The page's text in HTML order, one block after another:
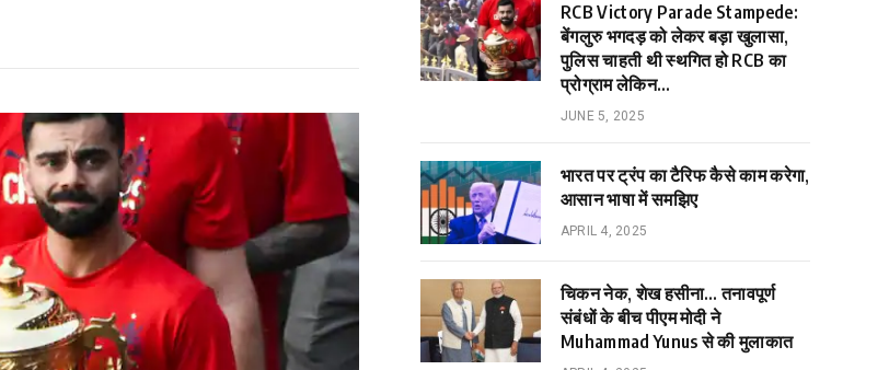
RCB Victory Parade Stampede:
बेंगलुरु भगदड़ को लेकर बड़ा खुलासा,
पुलिस चाहती थी स्थगित हो RCB का
प्रोग्राम लेकिन…
JUNE 5, 2025
भारत पर ट्रंप का टैरिफ कैसे काम करेगा,
आसान भाषा में समझिए
APRIL 4, 2025
चिकन नेक, शेख हसीना… तनावपूर्ण
संबंधों के बीच पीएम मोदी ने
Muhammad Yunus से की मुलाकात